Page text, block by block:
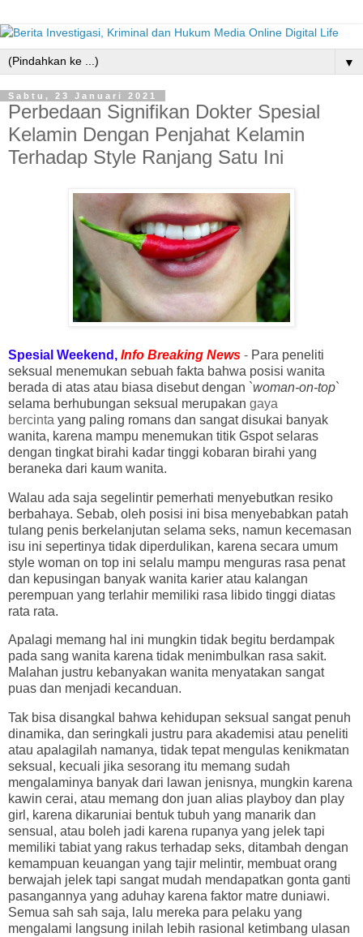
▼
Sabtu, 23 Januari 2021
Perbedaan Signifikan Dokter Spesial
Kelamin Dengan Penjahat Kelamin
Terhadap Style Ranjang Satu Ini
Spesial Weekend, Info Breaking News - Para peneliti
seksual menemukan sebuah fakta bahwa posisi wanita
berada di atas atau biasa disebut dengan `woman-on-top`
selama berhubungan seksual merupakan gaya
bercinta yang paling romans dan sangat disukai banyak
wanita, karena mampu menemukan titik Gspot selaras
dengan tingkat birahi kadar tinggi kobaran birahi yang
beraneka dari kaum wanita.
Walau ada saja segelintir pemerhati menyebutkan resiko
berbahaya. Sebab, oleh posisi ini bisa menyebabkan patah
tulang penis berkelanjutan selama seks, namun kecemasan
isu ini sepertinya tidak diperdulikan, karena secara umum
style woman on top ini selalu mampu menguras rasa penat
dan kepusingan banyak wanita karier atau kalangan
perempuan yang terlahir memiliki rasa libido tinggi diatas
rata rata.
Apalagi memang hal ini mungkin tidak begitu berdampak
pada sang wanita karena tidak menimbulkan rasa sakit.
Malahan justru kebanyakan wanita menyatakan sangat
puas dan menjadi kecanduan.
Tak bisa disangkal bahwa kehidupan seksual sangat penuh
dinamika, dan seringkali justru para akademisi atau peneliti
atau apalagilah namanya, tidak tepat mengulas kenikmatan
seksual, kecuali jika sesorang itu memang sudah
mengalaminya banyak dari lawan jenisnya, mungkin karena
kawin cerai, atau memang don juan alias playboy dan play
girl, karena dikaruniai bentuk tubuh yang manarik dan
sensual, atau boleh jadi karena rupanya yang jelek tapi
memiliki tabiat yang rakus terhadap seks, ditambah dengan
kemampuan keuangan yang tajir melintir, membuat orang
berwajah jelek tapi sangat mudah mendapatkan gonta ganti
pasangannya yang aduhay karena faktor matre duniawi.
Semua sah sah saja, lalu mereka para pelaku yang
mengalami langsung inilah lebih rasional ketimbang ulasan